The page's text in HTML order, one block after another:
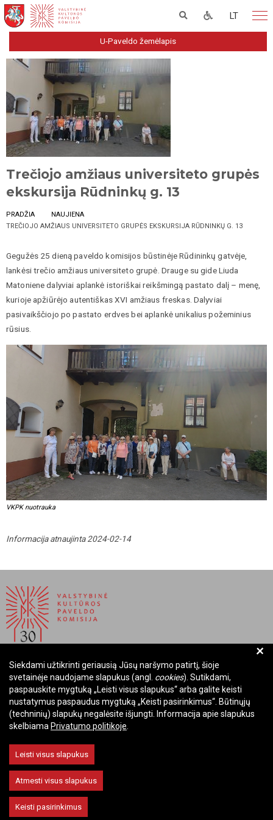
LT
U-Paveldo žemėlapis
Trečiojo amžiaus universiteto grupės
ekskursija Rūdninkų g. 13
PRADŽIA
NAUJIENA
TREČIOJO AMŽIAUS UNIVERSITETO GRUPĖS EKSKURSIJA RŪDNINKŲ G. 13
Gegužės 25 dieną paveldo komisijos būstinėje Rūdininkų gatvėje,
lankėsi trečio amžiaus universiteto grupė. Drauge su gide Liuda
Matoniene dalyviai aplankė istoriškai reikšmingą pastato dalį – menę,
kurioje apžiūrėjo autentiškas XVI amžiaus freskas. Dalyviai
pasivaikščiojo po pastato erdves bei aplankė unikalius požeminius
rūsius.
VKPK nuotrauka
Informacija atnaujinta 2024-02-14
BIUDŽETINĖ ĮSTAIGA LIETUVOS RESPUBLIKOS
VALSTYBINĖ KULTŪROS PAVELDO KOMISIJA
Įmonės kodas: Juridinių asmenų registre 288700520
Adresas: Rūdninkų g. 13, 01135 Vilnius
El. paštas: komisija@vkpk.lt
BENDRAUKIME
+
Siekdami užtikrinti geriausią Jūsų naršymo patirtį, šioje
svetainėje naudojame slapukus (angl. cookies). Sutikdami,
paspauskite mygtuką „Leisti visus slapukus“ arba galite keisti
nustatymus paspaudus mygtuką „Keisti pasirinkimus“. Būtinųjų
(techninių) slapukų negalėsite išjungti. Informacija apie slapukus
skelbiama Privatumo politikoje
Leisti visus slapukus
Atmesti visus slapukus
Keisti pasirinkimus